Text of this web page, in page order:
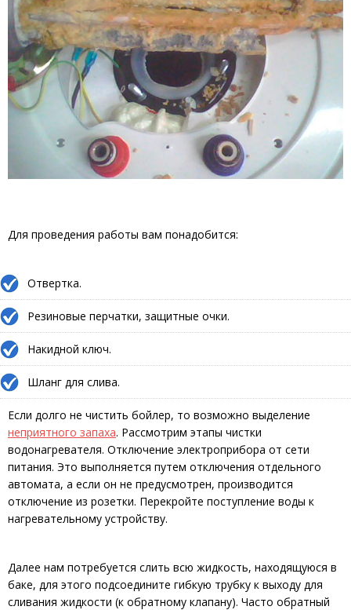
Для проведения работы вам понадобится:
Отвертка.
Резиновые перчатки, защитные очки.
Накидной ключ.
Шланг для слива.
Если долго не чистить бойлер, то возможно выделение
неприятного запаха. Рассмотрим этапы чистки
водонагревателя. Отключение электроприбора от сети
питания. Это выполняется путем отключения отдельного
автомата, а если он не предусмотрен, производится
отключение из розетки. Перекройте поступление воды к
нагревательному устройству.
Далее нам потребуется слить всю жидкость, находящуюся в
баке, для этого подсоедините гибкую трубку к выходу для
сливания жидкости (к обратному клапану). Часто обратный